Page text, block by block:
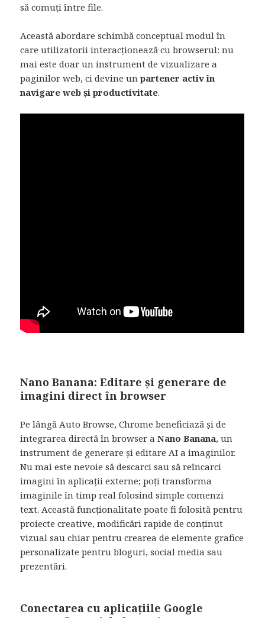
să comuți între file.
Această abordare schimbă conceptual modul în
care utilizatorii interacționează cu browserul: nu
mai este doar un instrument de vizualizare a
paginilor web, ci devine unpartener activ în
navigare web și productivitate.
Nano Banana: Editare și generare de
imagini direct în browser
Pe lângă Auto Browse, Chrome beneficiază și de
integrarea directă în browser aNano Banana, un
instrument de generare și editare AI a imaginilor.
Nu mai este nevoie să descarci sau să reîncarci
imagini în aplicații externe; poți transforma
imaginile în timp real folosind simple comenzi
text. Această funcționalitate poate fi folosită pentru
proiecte creative, modificări rapide de conținut
vizual sau chiar pentru crearea de elemente grafice
personalizate pentru bloguri, social media sau
prezentări.
Conectarea cu aplicațiile Google